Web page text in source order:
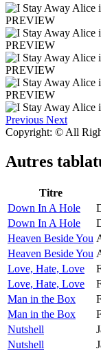
PREVIEW
PREVIEW
PREVIEW
PREVIEW
Previous Next
Copyright: © All
Autres
Titre
Down In A Hole
Down In A Hole
Heaven Beside You
Heaven Beside You
Love, Hate, Love
Love, Hate, Love
Man in the Box
Man in the Box
Nutshell
Nutshell